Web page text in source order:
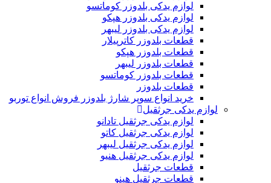
لوازم یدکی بلدوزر کوماتسو
لوازم یدکی بلدوزر هپکو
لوازم یدکی بلدوزر لیبهر
قطعات بلدوزر کاترپیلار
قطعات بلدوزر هپکو
قطعات بلدوزر لیبهر
قطعات بلدوزر کوماتسو
قطعات بلدوزر
خرید انواع سوپر شارژ بلدوزر فروش انواع توربو
لوازم یدکی جرثقیل
لوازم یدکی جرثقیل تادانو
لوازم یدکی جرثقیل کاتو
لوازم یدکی جرثقیل لیبهر
لوازم یدکی جرثقیل هنیو
قطعات جرثقیل
قطعات جرثقیل هینو